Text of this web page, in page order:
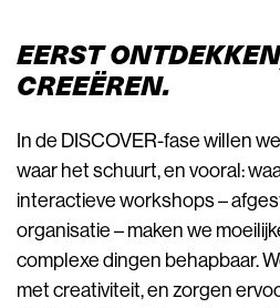
EERST
CREEËREN.
In de DISCOVER-fase willen
waar het schuurt, en vooral:
interactieve workshops –
organisatie – maken we
complexe dingen behapbaar.
met creativiteit, en zorgen